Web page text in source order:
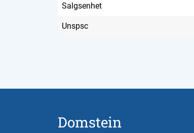
Salgsenhet
Unspsc
Domstein